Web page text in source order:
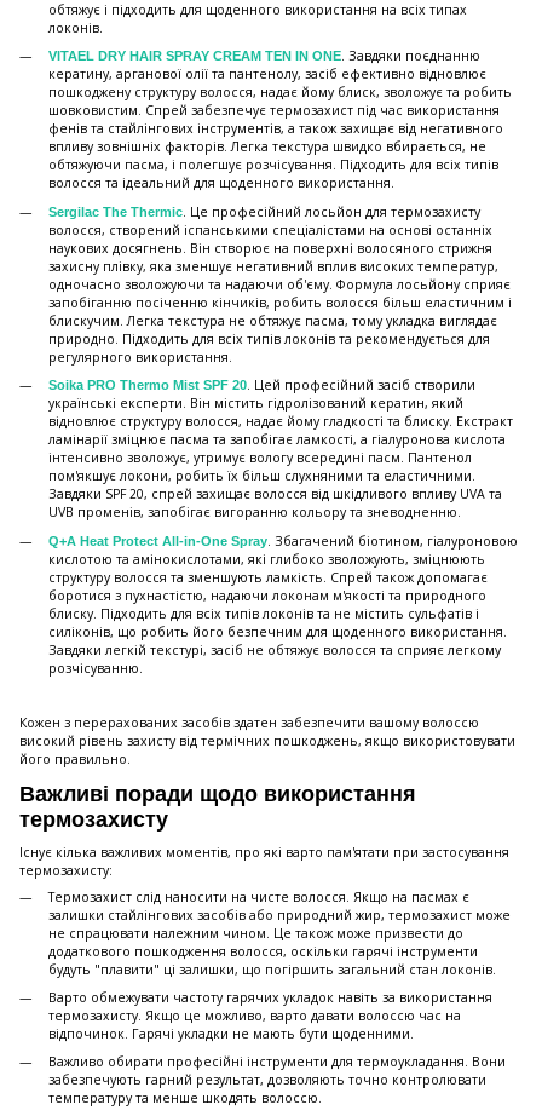
обтяжує і підходить для щоденного використання на всіх типах
локонів.
VITAEL DRY HAIR SPRAY CREAM TEN IN ONE. Завдяки поєднанню
кератину, арганової олії та пантенолу, засіб ефективно відновлює
пошкоджену структуру волосся, надає йому блиск, зволожує та робить
шовковистим. Спрей забезпечує термозахист під час використання
фенів та стайлінгових інструментів, а також захищає від негативного
впливу зовнішніх факторів. Легка текстура швидко вбирається, не
обтяжуючи пасма, і полегшує розчісування. Підходить для всіх типів
волосся та ідеальний для щоденного використання.
Sergilac The Thermic. Це професійний лосьйон для термозахисту
волосся, створений іспанськими спеціалістами на основі останніх
наукових досягнень. Він створює на поверхні волосяного стрижня
захисну плівку, яка зменшує негативний вплив високих температур,
одночасно зволожуючи та надаючи об'єму. Формула лосьйону сприяє
запобіганню посіченню кінчиків, робить волосся більш еластичним і
блискучим. Легка текстура не обтяжує пасма, тому укладка виглядає
природно. Підходить для всіх типів локонів та рекомендується для
регулярного використання.
Soika PRO Thermo Mist SPF 20. Цей професійний засіб створили
українські експерти. Він містить гідролізований кератин, який
відновлює структуру волосся, надає йому гладкості та блиску. Екстракт
ламінарії зміцнює пасма та запобігає ламкості, а гіалуронова кислота
інтенсивно зволожує, утримує вологу всередині пасм. Пантенол
пом'якшує локони, робить їх більш слухняними та еластичними.
Завдяки SPF 20, спрей захищає волосся від шкідливого впливу UVA та
UVB променів, запобігає вигоранню кольору та зневодненню.
Q+A Heat Protect All-in-One Spray . Збагачений біотином, гіалуроновою
кислотою та амінокислотами, які глибоко зволожують, зміцнюють
структуру волосся та зменшують ламкість. Спрей також допомагає
боротися з пухнастістю, надаючи локонам м'якості та природного
блиску. Підходить для всіх типів локонів та не містить сульфатів і
силіконів, що робить його безпечним для щоденного використання.
Завдяки легкій текстурі, засіб не обтяжує волосся та сприяє легкому
розчісуванню.
Кожен з перерахованих засобів здатен забезпечити вашому волоссю
високий рівень захисту від термічних пошкоджень, якщо використовувати
його правильно.
Важливі поради щодо використання
термозахисту
Існує кілька важливих моментів, про які варто пам'ятати при застосування
термозахисту:
Термозахист слід наносити на чисте волосся. Якщо на пасмах є
залишки стайлінгових засобів або природний жир, термозахист може
не спрацювати належним чином. Це також може призвести до
додаткового пошкодження волосся, оскільки гарячі інструменти
будуть "плавити" ці залишки, що погіршить загальний стан локонів.
Варто обмежувати частоту гарячих укладок навіть за використання
термозахисту. Якщо це можливо, варто давати волоссю час на
відпочинок. Гарячі укладки не мають бути щоденними.
Важливо обирати професійні інструменти для термоукладання. Вони
забезпечують гарний результат, дозволяють точно контролювати
температуру та менше шкодять волоссю.